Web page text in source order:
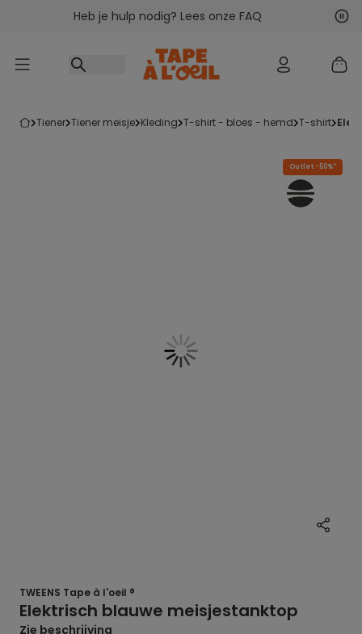
Ga naar inhoudHeb je hulp nodig? Lees onze FAQ
tiener tiener meisje kleding t-shirt - bloes - hemd t-shirt
Outlet -50%*
TWEENS Tape à l'oeil ®
Elektrisch blauwe meisjestanktop
Zie beschrijving